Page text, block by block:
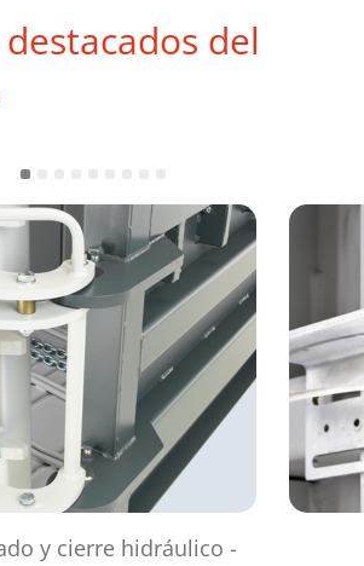
del
y cierre hidráulico -